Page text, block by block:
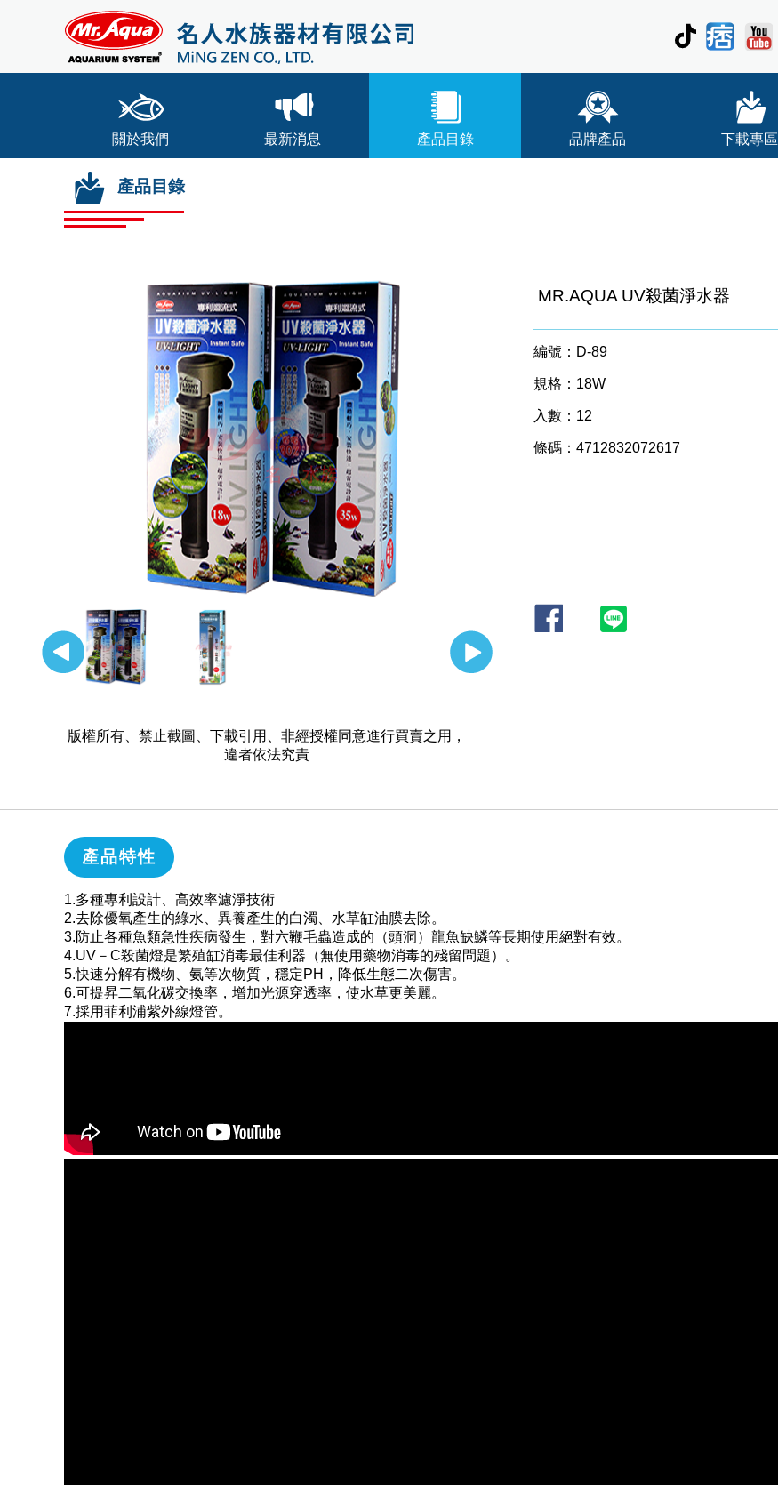
關於我們 最新消息 產品目錄 品牌產品 下載專區
產品目錄
版權所有、禁止截圖、下載引用、非經授權同意進行買賣之用，
違者依法究責
MR.AQUA UV殺菌淨水器
編號：D-89
規格：18W
入數：12
條碼：4712832072617
產品特性
1.多種專利設計、高效率濾淨技術
2.去除優氧產生的綠水、異養產生的白濁、水草缸油膜去除。
3.防止各種魚類急性疾病發生，對六鞭毛蟲造成的（頭洞）龍魚缺鱗等長期使用絕對有效。
4.UV－C殺菌燈是繁殖缸消毒最佳利器（無使用藥物消毒的殘留問題）。
5.快速分解有機物、氨等次物質，穩定PH，降低生態二次傷害。
6.可提昇二氧化碳交換率，增加光源穿透率，使水草更美麗。
7.採用菲利浦紫外線燈管。